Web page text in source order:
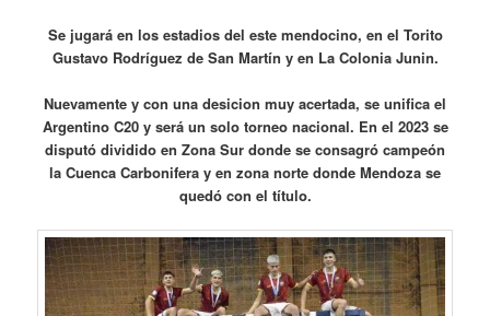
Se jugará en los estadios del este mendocino, en el Torito
Gustavo Rodríguez de San Martín y en La Colonia Junin.
Nuevamente y con una desicion muy acertada, se unifica el
Argentino C20 y será un solo torneo nacional. En el 2023 se
disputó dividido en Zona Sur donde se consagró campeón
la Cuenca Carbonifera y en zona norte donde Mendoza se
quedó con el título.